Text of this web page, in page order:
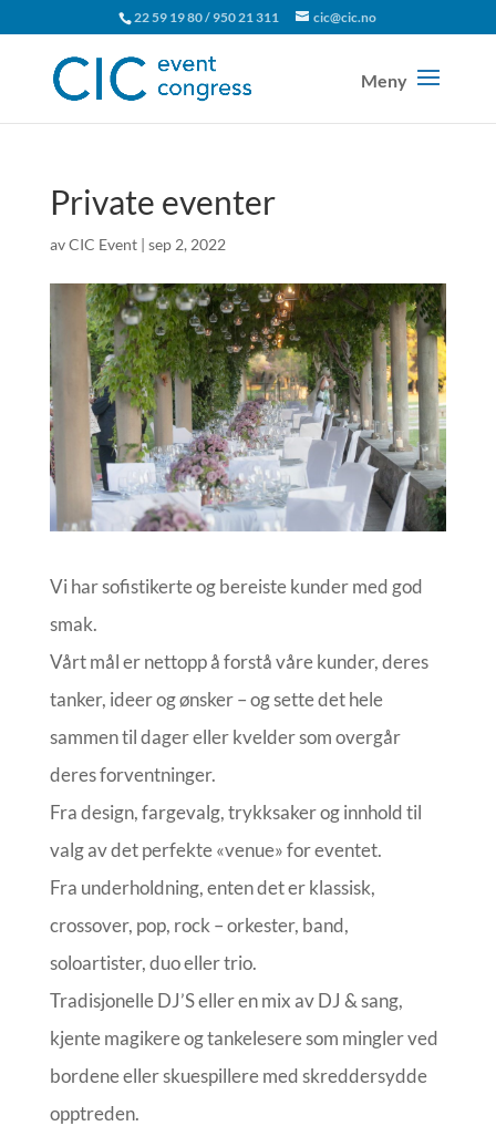
22 59 19 80 / 950 21 311 cic@cic.no
Private eventer
avCIC Event| sep 2, 2022
Vi har sofistikerte og bereiste kunder med god
smak.
Vårt mål er nettopp å forstå våre kunder, deres
tanker, ideer og ønsker – og sette det hele
sammen til dager eller kvelder som overgår
deres forventninger.
Fra design, fargevalg, trykksaker og innhold til
valg av det perfekte «venue» for eventet.
Fra underholdning, enten det er klassisk,
crossover, pop, rock – orkester, band,
soloartister, duo eller trio.
Tradisjonelle DJ’S eller en mix av DJ & sang,
kjente magikere og tankelesere som mingler ved
bordene eller skuespillere med skreddersydde
opptreden.